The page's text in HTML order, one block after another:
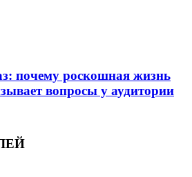
почему роскошная жизнь
вопросы у аудитории